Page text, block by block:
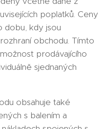
poplatků. Ceny
dobu, kdy jsou
obchodu. Tímto
prodávajícího
sjednaných
obsahuje také
s balením a